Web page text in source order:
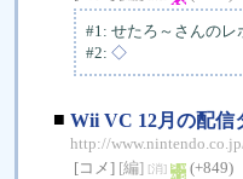
#1: せたろ～さんのレ
#2: ◇
■ Wii VC 12月の配信
http://
[コメ] [編] [消] (+849)